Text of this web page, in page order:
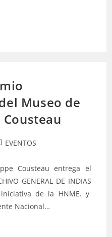
Museo de
EVENTOS
Cousteau entrega el
GENERAL DE INDIAS
de la HNME. y
Nacional…